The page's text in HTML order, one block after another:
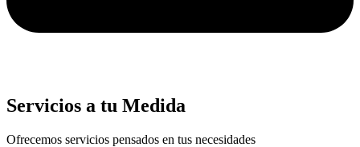
Servicios a tu Medida
Ofrecemos servicios pensados en tus necesidades